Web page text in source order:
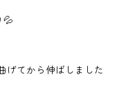
てから伸ばしました